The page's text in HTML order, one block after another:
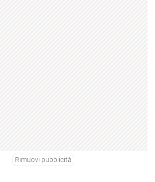
Rimuovi pubblicità